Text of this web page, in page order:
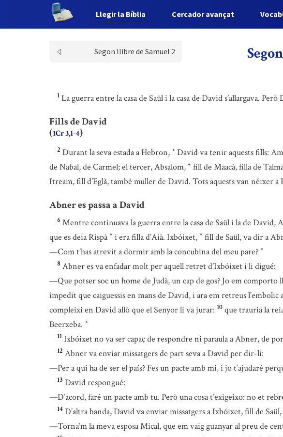
Llegir la Bíblia Cercador avançat
Segon llibre de Samuel 2
1 La guerra entre la casa de Saül i la casa de David s’allargava.
Fills de David
(1Cr 3,1-4)
2 Durant la seva estada a Hebron, * David va tenir aquests fills:
de Nabal, de Carmel; el tercer, Absalom, * fill de Maacà, filla de
Itream, fill d’Eglà, també muller de David. Tots aquests van néixer a
Abner es passa a David
6 Mentre continuava la guerra entre la casa de Saül i la de David,
que es deia Rispà * i era filla d’Aià. Ixbóixet, * fill de Saül, va dir a
—Com t’has atrevit a dormir amb la concubina del meu pare? *
8 Abner es va enfadar molt per aquell retret d’Ixbóixet i li digué:
—Que potser soc un home de Judà, un cap de gos? Jo em comporto
impedit que caiguessis en mans de David, i ara em retreus l’embolic
compleixi en David allò que el Senyor li va jurar: 10 que trauria la
Beerxeba. *
11 Ixbóixet no va ser capaç de respondre ni paraula a Abner, de
12 Abner va enviar missatgers de part seva a David per dir-li:
—Per a qui ha de ser el país? Fes un pacte amb mi, i jo t’ajudaré
13 David respongué:
—D’acord, faré un pacte amb tu. Però una cosa t’exigeixo: no et
14 D’altra banda, David va enviar missatgers a Ixbóixet, fill de
—Torna’m la meva esposa Mical, que em vaig guanyar al preu de